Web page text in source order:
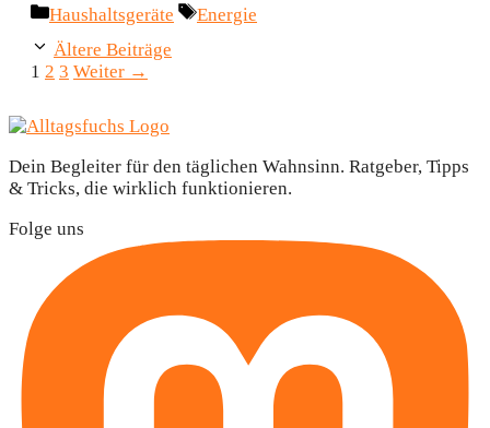
Kategorien
Haushaltsgeräte Schlagwörter
Energie
Ältere Beiträge
Seite
1 Seite
2 Seite
3 Weiter →
Dein Begleiter für den täglichen Wahnsinn. Ratgeber, Tipps
& Tricks, die wirklich funktionieren.
Folge uns